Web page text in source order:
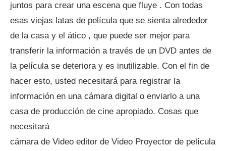
juntos para crear una escena que fluye . Con todas
esas viejas latas de película que se sienta alrededor
de la casa y el ático , que puede ser mejor para
transferir la información a través de un DVD antes de
la película se deteriora y es inutilizable. Con el fin de
hacer esto, usted necesitará para registrar la
información en una cámara digital o enviarlo a una
casa de producción de cine apropiado. Cosas que
necesitará
cámara de Video editor de Video Proyector de película